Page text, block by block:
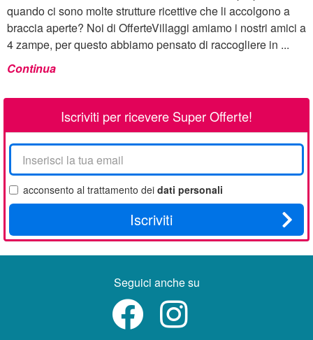
quando ci sono molte strutture ricettive che li accolgono a
braccia aperte? Noi di OfferteVillaggi amiamo i nostri amici a
4 zampe, per questo abbiamo pensato di raccogliere in ...
Continua
Iscriviti per ricevere Super Offerte!
La
tua
email
acconsento al trattamento dei dati personali
Iscriviti
Seguici anche su